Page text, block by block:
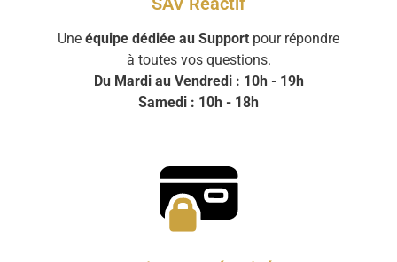
Une équipe dédiée au Support pour répondre
à toutes vos questions.
Du Mardi au Vendredi : 10h - 19h
Samedi : 10h - 18h